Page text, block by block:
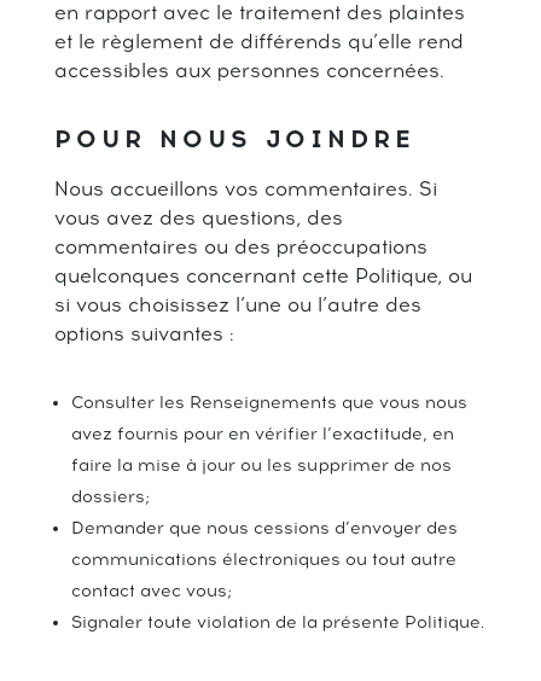
en rapport avec le traitement des plaintes
et le règlement de différends qu’elle rend
accessibles aux personnes concernées.
POUR NOUS JOINDRE
Nous accueillons vos commentaires. Si
vous avez des questions, des
commentaires ou des préoccupations
quelconques concernant cette Politique, ou
si vous choisissez l’une ou l’autre des
options suivantes :
Consulter les Renseignements que vous nous
avez fournis pour en vérifier l’exactitude, en
faire la mise à jour ou les supprimer de nos
dossiers;
Demander que nous cessions d’envoyer des
communications électroniques ou tout autre
contact avec vous;
Signaler toute violation de la présente Politique.